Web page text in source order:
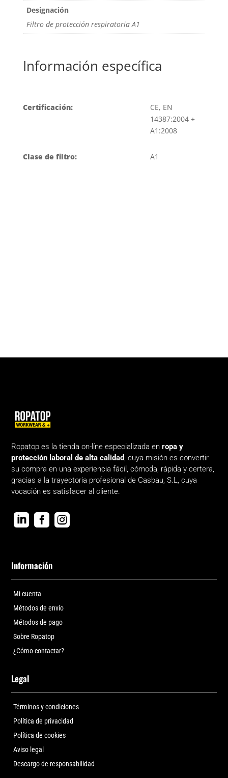
Designación
Filtro de protección respiratoria A1
Información específica
Certificación:
CE, EN
14387:2004 +
A1:2008
Clase de filtro: A1
Ropatop es la tienda on-líne especializada enropa y
protección laboral de alta calidad, cuya misión es convertir
su compra en una experiencia fácil, cómoda, rápida y certera,
gracias a la trayectoria profesional de Casbau, S.L, cuya
vocación es satisfacer al cliente.
  
Información
Mi cuenta
Métodos de envío
Métodos de pago
Sobre Ropatop
¿Cómo contactar?
Legal
Términos y condiciones
Política de privacidad
Política de cookies
Aviso legal
Descargo de responsabilidad